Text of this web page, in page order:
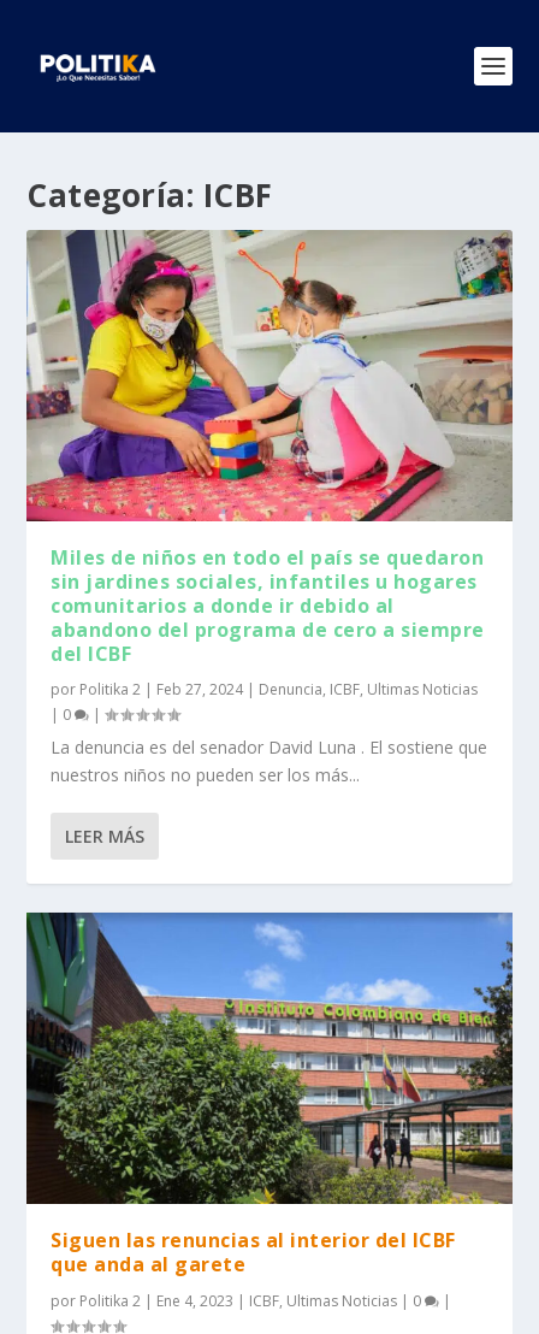
Categoría: ICBF
Miles de niños en todo el país se quedaron
sin jardines sociales, infantiles u hogares
comunitarios a donde ir debido al
abandono del programa de cero a siempre
del ICBF
por Politika 2 | Feb 27, 2024| Denuncia, ICBF, Ultimas Noticias
| 0 |
La denuncia es del senador David Luna . El sostiene que
nuestros niños no pueden ser los más...
LEER MÁS
Siguen las renuncias al interior del ICBF
que anda al garete
por Politika 2 | Ene 4, 2023 | ICBF, Ultimas Noticias | 0 |